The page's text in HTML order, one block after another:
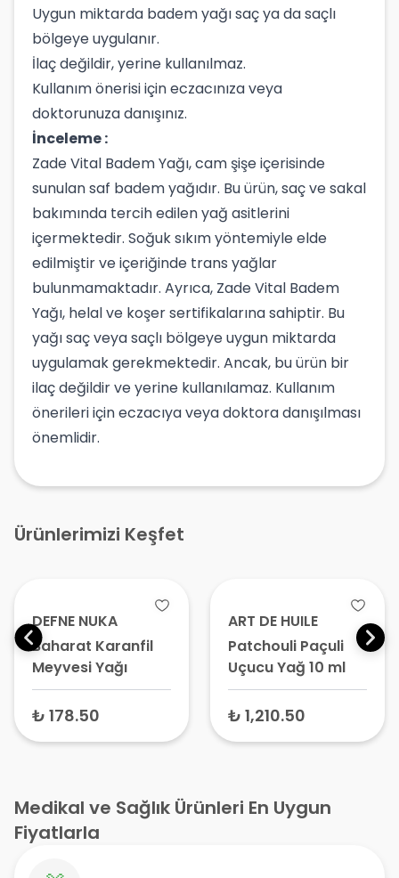
Uygun miktarda badem yağı saç ya da saçlı
bölgeye uygulanır.
İlaç değildir, yerine kullanılmaz.
Kullanım önerisi için eczacınıza veya
doktorunuza danışınız.
İnceleme :
Zade Vital Badem Yağı, cam şişe içerisinde
sunulan saf badem yağıdır. Bu ürün, saç ve sakal
bakımında tercih edilen yağ asitlerini
içermektedir. Soğuk sıkım yöntemiyle elde
edilmiştir ve içeriğinde trans yağlar
bulunmamaktadır. Ayrıca, Zade Vital Badem
Yağı, helal ve koşer sertifikalarına sahiptir. Bu
yağı saç veya saçlı bölgeye uygun miktarda
uygulamak gerekmektedir. Ancak, bu ürün bir
ilaç değildir ve yerine kullanılamaz. Kullanım
önerileri için eczacıya veya doktora danışılması
önemlidir.
Ürünlerimizi Keşfet
DEFNE NUKA
Baharat Karanfil
Meyvesi Yağı
₺ 178.50
ART DE HUILE
Patchouli Paçuli
Uçucu Yağ 10 ml
₺ 1,210.50
Medikal ve Sağlık Ürünleri En Uygun
Fiyatlarla